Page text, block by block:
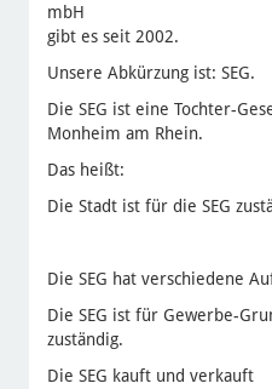
mbH
gibt es seit 2002.
Unsere Abkürzung ist: SEG.
Die SEG ist eine Tochter-
Monheim am Rhein.
Das heißt:
Die Stadt ist für die SEG
Die SEG hat verschiedene
Die SEG ist für Gewerbe-
zuständig.
Die SEG kauft und verkauft